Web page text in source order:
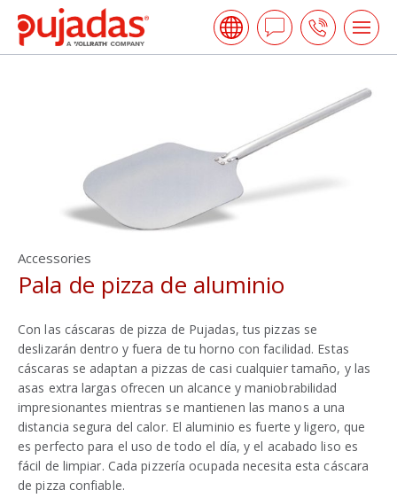
the
Pujadas
Hacer
Pregunta
Call
Accessories
Pala de pizza de aluminio
Con las cáscaras de pizza de Pujadas, tus pizzas se
deslizarán dentro y fuera de tu horno con facilidad. Estas
cáscaras se adaptan a pizzas de casi cualquier tamaño, y las
asas extra largas ofrecen un alcance y maniobrabilidad
impresionantes mientras se mantienen las manos a una
distancia segura del calor. El aluminio es fuerte y ligero, que
es perfecto para el uso de todo el día, y el acabado liso es
fácil de limpiar. Cada pizzería ocupada necesita esta cáscara
de pizza confiable.